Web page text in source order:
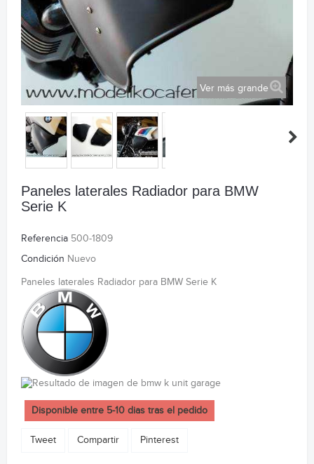
Ver más grande
Paneles laterales Radiador para BMW
Serie K
Referencia 500-1809
Condición Nuevo
Paneles laterales Radiador para BMW Serie K
Disponible entre 5-10 dias tras el pedido
Tweet Compartir Pinterest